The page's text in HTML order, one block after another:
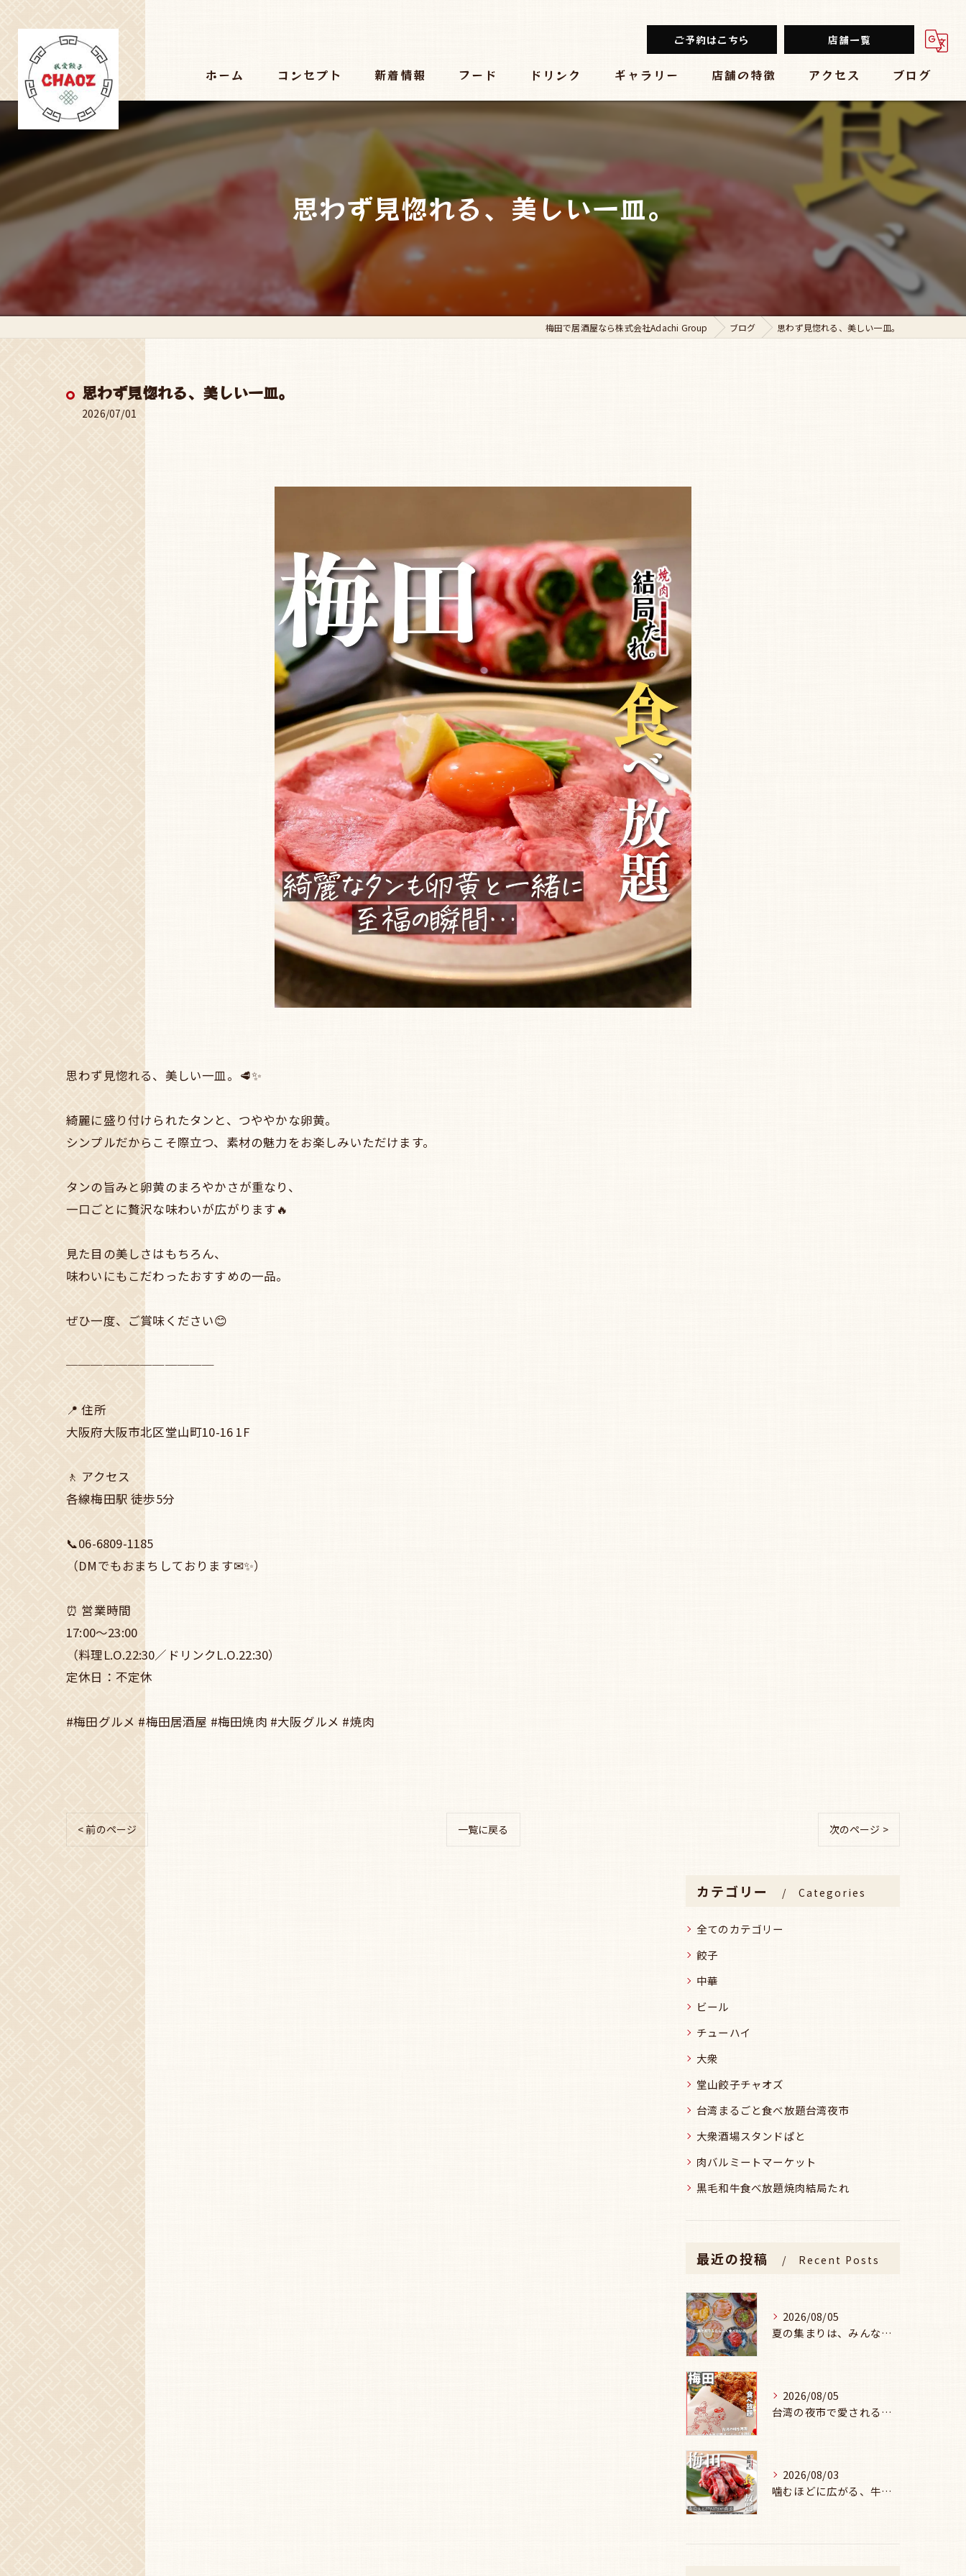
ご予約はこちら 店舗一覧
ホーム コンセプト 新着情報 フード ドリンク ギャラリー 店舗の特徴
餃子
アクセス
堂山餃子チャオズ
台湾まるごと食べ放題 台湾夜市 梅田店
大衆酒場 スタンド ぱと 梅田店
黒毛和牛食べ放題 焼肉結局たれ。梅田店
ブログ
思わず見惚れる、美しい一皿。
梅田で居酒屋なら株式会社Adachi Group ブログ 思わず見惚れる、美しい一皿。
思わず見惚れる、美しい一皿。
2026/07/01
思わず見惚れる、美しい一皿。🥩✨
綺麗に盛り付けられたタンと、つややかな卵黄。
シンプルだからこそ際立つ、素材の魅力をお楽しみいただけます。
タンの旨みと卵黄のまろやかさが重なり、
一口ごとに贅沢な味わいが広がります🔥
見た目の美しさはもちろん、
味わいにもこだわったおすすめの一品。
ぜひ一度、ご賞味ください😊
────────────
📍 住所
大阪府大阪市北区堂山町10-16 1F
🚶 アクセス
各線梅田駅 徒歩5分
📞06-6809-1185
（DMでもおまちしております✉✨）
⏰ 営業時間
17:00〜23:00
（料理L.O.22:30／ドリンクL.O.22:30）
定休日：不定休
#梅田グルメ #梅田居酒屋 #梅田焼肉 #大阪グルメ #焼肉
< 前のページ 一覧に戻る 次のページ >
カテゴリー Categories
全てのカテゴリー
餃子
中華
ビール
チューハイ
大衆
堂山餃子チャオズ
台湾まるごと食べ放題台湾夜市
大衆酒場スタンドぱと
肉バルミートマーケット
黒毛和牛食べ放題焼肉結局たれ
最近の投稿 Recent Posts
2026/08/05
夏の集まりは、みんなで焼肉🥩☀️
2026/08/05
台湾の夜市で愛される味を、
2026/08/03
噛むほどに広がる、牛セセリの旨み🥩